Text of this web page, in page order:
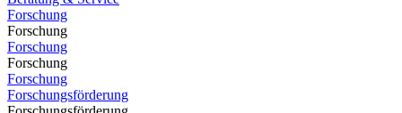
Forschung
Forschung
Forschung
Forschung
Forschung
Forschungsförderung